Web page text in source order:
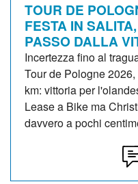
TOUR DE
FESTA IN
PASSO DALLA
Incertezza fino al
Tour de Pologne
km: vittoria per
Lease a Bike ma
davvero a pochi